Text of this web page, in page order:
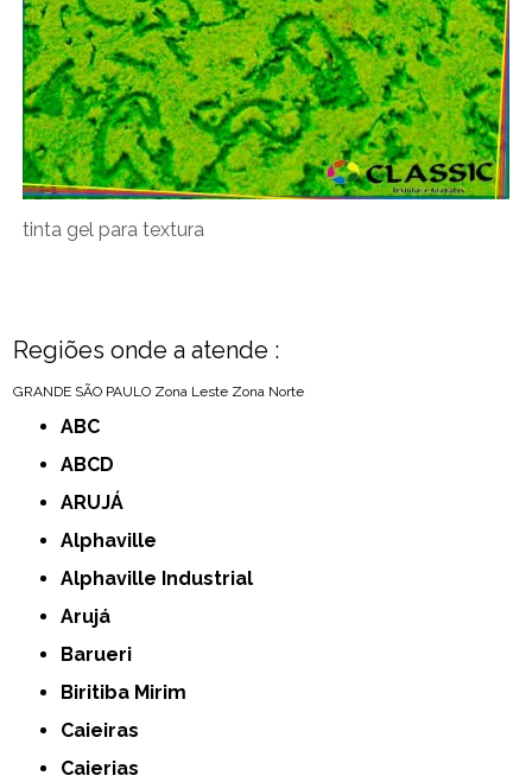
tinta gel para textura
Regiões onde a atende :
GRANDE SÃO PAULO Zona Leste Zona Norte
ABC
ABCD
ARUJÁ
Alphaville
Alphaville Industrial
Arujá
Barueri
Biritiba Mirim
Caieiras
Caierias